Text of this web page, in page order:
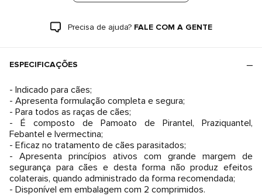
Precisa de ajuda? FALE COM A GENTE
ESPECIFICAÇÕES
- Indicado para cães;
- Apresenta formulação completa e segura;
- Para todos as raças de cães;
- É composto de Pamoato de Pirantel, Praziquantel,
Febantel e Ivermectina;
- Eficaz no tratamento de cães parasitados;
- Apresenta princípios ativos com grande margem de
segurança para cães e desta forma não produz efeitos
colaterais, quando administrado da forma recomendada;
- Disponível em embalagem com 2 comprimidos.